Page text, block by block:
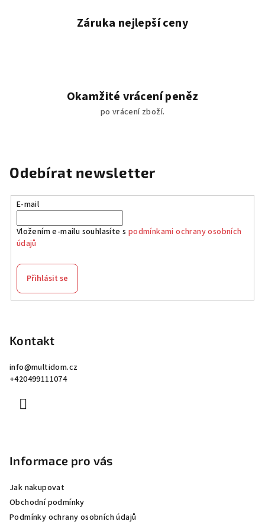
Záruka nejlepší ceny
Okamžité vrácení peněz
po vrácení zboží.
Odebírat newsletter
E-mail
Vložením e-mailu souhlasíte s podmínkami ochrany osobních
údajů
Přihlásit se
Kontakt
info@multidom.cz
+420499111074
Informace pro vás
Jak nakupovat
Obchodní podmínky
Podmínky ochrany osobních údajů